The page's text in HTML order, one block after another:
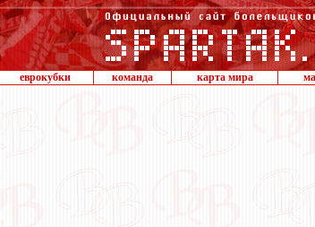
еврокубки команда карта мира